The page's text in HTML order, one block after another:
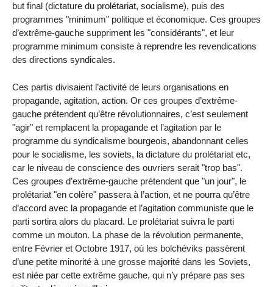
but final (dictature du prolétariat, socialisme), puis des
programmes "minimum" politique et économique. Ces groupes
d’extrême-gauche suppriment les "considérants", et leur
programme minimum consiste à reprendre les revendications
des directions syndicales.
Ces partis divisaient l’activité de leurs organisations en
propagande, agitation, action. Or ces groupes d’extrême-
gauche prétendent qu’être révolutionnaires, c’est seulement
"agir" et remplacent la propagande et l’agitation par le
programme du syndicalisme bourgeois, abandonnant celles
pour le socialisme, les soviets, la dictature du prolétariat etc,
car le niveau de conscience des ouvriers serait "trop bas".
Ces groupes d’extrême-gauche prétendent que "un jour", le
prolétariat "en colère" passera à l’action, et ne pourra qu’être
d’accord avec la propagande et l’agitation communiste que le
parti sortira alors du placard. Le prolétariat suivra le parti
comme un mouton. La phase de la révolution permanente,
entre Février et Octobre 1917, où les bolchéviks passèrent
d’une petite minorité à une grosse majorité dans les Soviets,
est niée par cette extrême gauche, qui n’y prépare pas ses